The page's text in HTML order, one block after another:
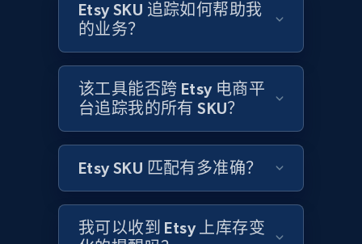
Home Depot US - Discovery products by
specific category URL
URL, Domain, Country code, Model number,
Sku, Product id, Product name, Manufacturer,
and more.
2.1K+ 355+ 立即开始
Etsy SKU 追踪如何帮助我
的业务？
该工具能否跨 Etsy 电商平
台追踪我的所有 SKU？
Etsy SKU 匹配有多准确？
我可以收到 Etsy 上库存变